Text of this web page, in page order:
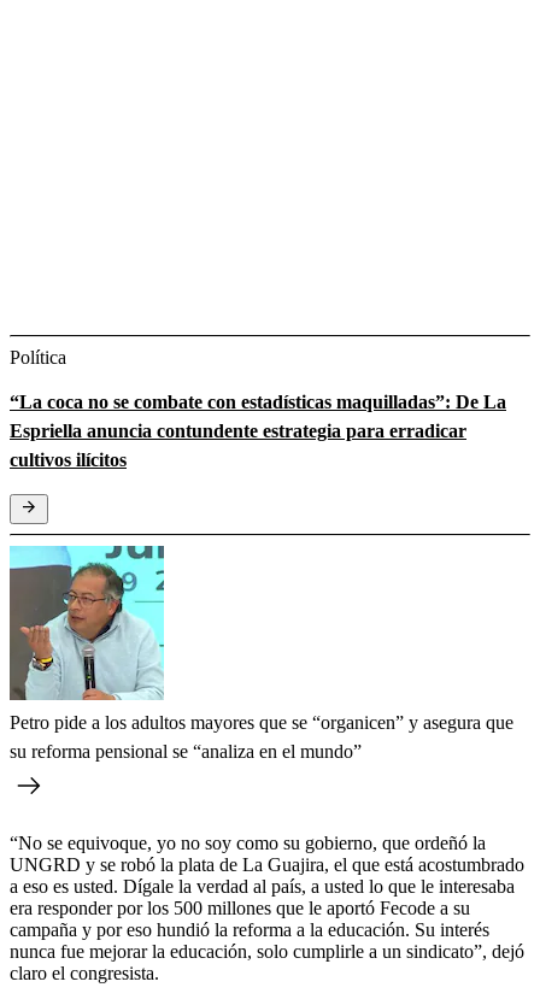
Política
“La coca no se combate con estadísticas maquilladas”: De La
Espriella anuncia contundente estrategia para erradicar
cultivos ilícitos
Petro pide a los adultos mayores que se “organicen” y asegura que
su reforma pensional se “analiza en el mundo”
“No se equivoque, yo no soy como su gobierno, que ordeñó la
UNGRD y se robó la plata de La Guajira, el que está acostumbrado
a eso es usted. Dígale la verdad al país, a usted lo que le interesaba
era responder por los 500 millones que le aportó Fecode a su
campaña y por eso hundió la reforma a la educación. Su interés
nunca fue mejorar la educación, solo cumplirle a un sindicato”, dejó
claro el congresista.